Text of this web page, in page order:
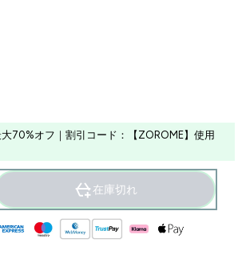
70%オフ｜割引コード：【ZOROME】使用
price
在庫切れ